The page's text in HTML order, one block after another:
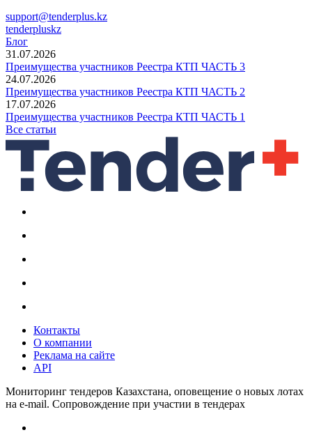
support@tenderplus.kz
tenderpluskz
Блог
31.07.2026
Преимущества участников Реестра КТП ЧАСТЬ 3
24.07.2026
Преимущества участников Реестра КТП ЧАСТЬ 2
17.07.2026
Преимущества участников Реестра КТП ЧАСТЬ 1
Все статьи
Контакты
О компании
Реклама на сайте
API
Мониторинг тендеров Казахстана, оповещение о новых лотах
на e-mail. Сопровождение при участии в тендерах